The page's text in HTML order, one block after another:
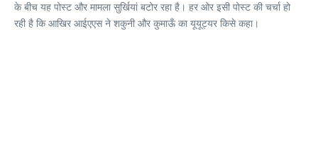
के बीच यह पोस्ट और मामला सुर्खियां बटोर रहा है। हर ओर इसी पोस्ट की चर्चा हो
रही है कि आखिर आईएएस ने शकुनी और कुमाऊँ का यूयूट्यर किसे कहा।